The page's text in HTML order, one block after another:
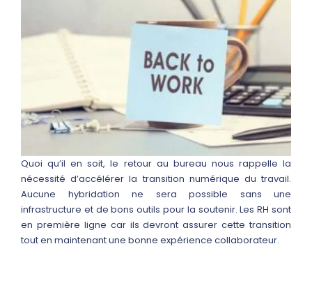
Quoi qu’il en soit, le retour au bureau nous rappelle la
nécessité d’accélérer la transition numérique du travail.
Aucune hybridation ne sera possible sans une
infrastructure et de bons outils pour la soutenir. Les RH sont
en première ligne car ils devront assurer cette transition
tout en maintenant une bonne expérience collaborateur.